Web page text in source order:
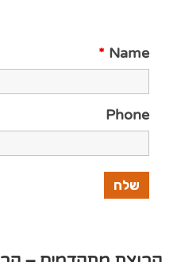
Name
*
Phone